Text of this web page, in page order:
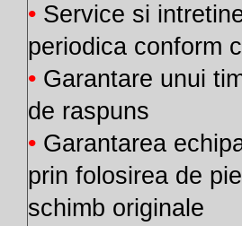
• Service si
periodica conform
• Garantare unui
de raspuns
• Garantarea
prin folosirea de
schimb originale